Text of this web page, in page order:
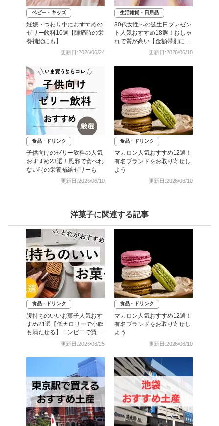
ベビー・キッズ
妊娠・つわり中におすすめの
ゼリー飲料10選【陣痛時の栄
養補給にも】
更新日:2026/06/24
生活雑貨・日用品
30代女性への誕生日プレゼン
ト人気おすすめ18選！おしゃ
れで質が高い【金額帯別に紹
更新日:2026/06/10
食品・ドリンク
子供向けのゼリー飲料の人気
おすすめ23選！風邪で食べれ
ない時の栄養補給ゼリーも
更新日:2026/06/10
食品・ドリンク
マカロン人気おすすめ12選！
有名ブランドをお取り寄せし
よう
更新日:2026/06/10
洋菓子に関連する記事
食品・ドリンク
腹持ちのいいお菓子人気おす
すめ21選【低カロリーで小腹
も満たせる】コンビニで買え
更新日:2026/06/25
食品・ドリンク
マカロン人気おすすめ12選！
有名ブランドをお取り寄せし
よう
更新日:2026/06/10